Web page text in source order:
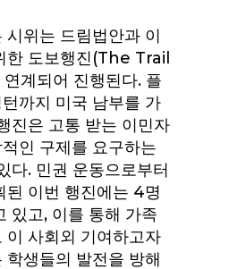
시위는 드림법안과 이
한 도보행진(The Trail
계되어 진행된다. 플
까지 미국 남부를 가
진은 고통 받는 이민자
인 구제를 요구하는
다. 민권 운동으로부터
된 이번 행진에는 4명
있고, 이를 통해 가족
이 사회외 기여하고자
학생들의 발전을 방해